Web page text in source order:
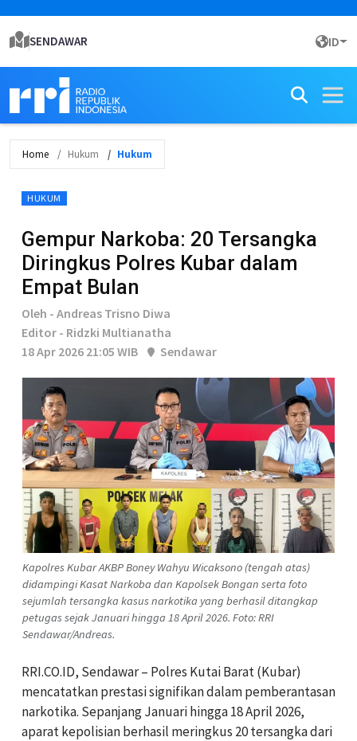
SENDAWAR ID
Home Hukum Hukum
HUKUM
Gempur Narkoba: 20 Tersangka
Diringkus Polres Kubar dalam
Empat Bulan
Oleh - Andreas Trisno Diwa
Editor - Ridzki Multianatha
18 Apr 2026 21:05 WIB
Sendawar
Kapolres Kubar AKBP Boney Wahyu Wicaksono (tengah atas)
didampingi Kasat Narkoba dan Kapolsek Bongan serta foto
sejumlah tersangka kasus narkotika yang berhasil ditangkap
petugas sejak Januari hingga 18 April 2026. Foto: RRI
Sendawar/Andreas.
RRI.CO.ID, Sendawar – Polres Kutai Barat (Kubar)
mencatatkan prestasi signifikan dalam pemberantasan
narkotika. Sepanjang Januari hingga 18 April 2026,
aparat kepolisian berhasil meringkus 20 tersangka dari